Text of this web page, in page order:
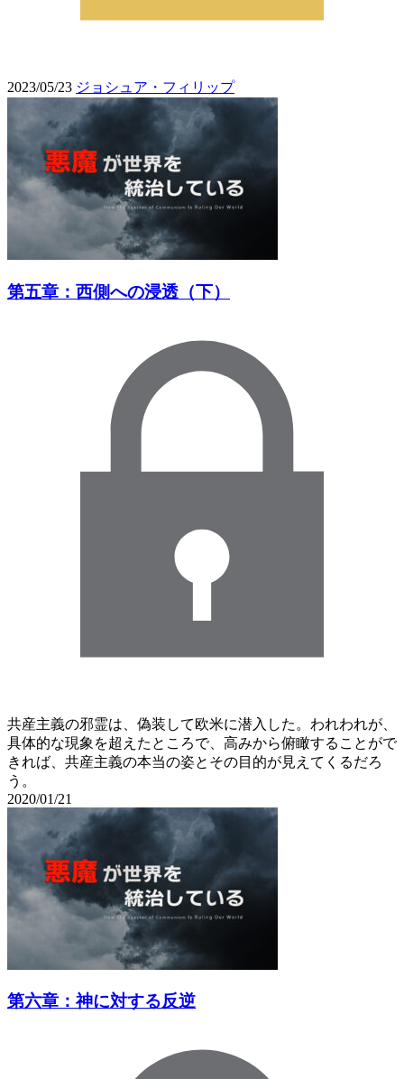
2023/05/23 ジョシュア・フィリップ
第五章：西側への浸透（下）
共産主義の邪霊は、偽装して欧米に潜入した。われわれが、
具体的な現象を超えたところで、高みから俯瞰することがで
きれば、共産主義の本当の姿とその目的が見えてくるだろ
う。
2020/01/21
第六章：神に対する反逆